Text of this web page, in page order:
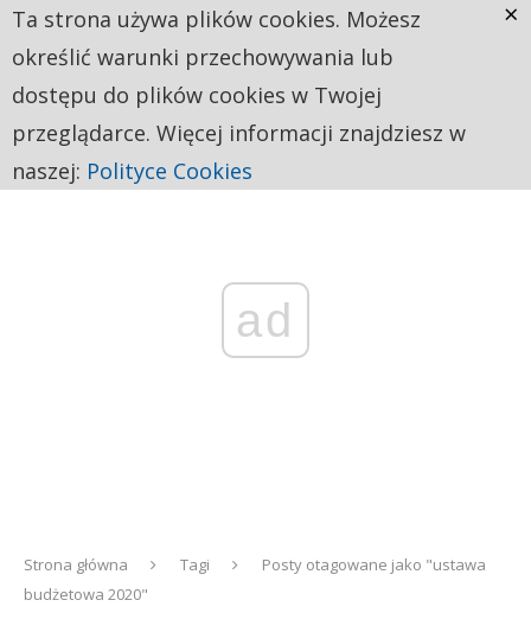
ad
Strona główna Tagi
Posty otagowane jako "ustawa
budżetowa 2020"
Ta strona używa plików cookies. Możesz
określić warunki przechowywania lub
dostępu do plików cookies w Twojej
przeglądarce. Więcej informacji znajdziesz w
naszej: Polityce Cookies
×